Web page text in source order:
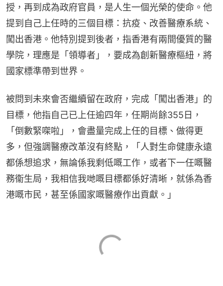
授，再到成為政府官員，是人生一個光榮的使命。他
提到自己上任時的三個目標：抗疫、改善醫療系統、
闖出香港。他特別提到後者，指香港有兩間優質的醫
學院，理應是「領導者」，要成為創新醫療樞紐，將
國家標準帶到世界。
被問到未來會否繼續留在政府，完成「闖出香港」的
目標，他指自己已上任逾四年，任期尚餘355日，
「倒數緊㗎啦」，會盡量完成上任的目標、做得更
多，但強調醫療改革沒有終點，「人對生命健康永遠
都係想追求，無論係我剩低嘅工作，或者下一任嘅醫
務衞生局，我相信我哋嘅目標都係好清晰，就係為香
港嘅市民，甚至係國家嘅醫療作出貢獻。」